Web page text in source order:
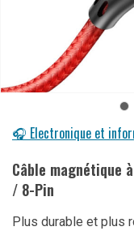
🎧 Electronique et
Câble magnétique
/ 8-Pin
Plus durable et plus